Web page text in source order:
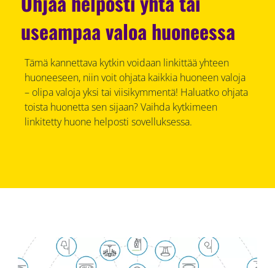
useampaa valoa huoneessa
Tämä kannettava kytkin voidaan linkittää yhteen
huoneeseen, niin voit ohjata kaikkia huoneen valoja
– olipa valoja yksi tai viisikymmentä! Haluatko ohjata
toista huonetta sen sijaan? Vaihda kytkimeen
linkitetty huone helposti sovelluksessa.